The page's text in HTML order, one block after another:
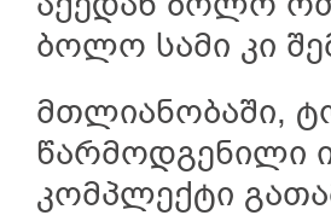
აქედან ბოლო
ბოლო სამი კი
მთლიანობაში,
წარმოდგენილი
კომპლექტი